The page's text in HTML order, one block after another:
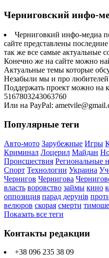
Черниговский инфо-
Черниговкий инфо-медиа
сайте представлены
так же все самые актуальные
Конечно же на сайте можно
Актуальные темы которые
Незабыли мы и про любителей
Поддержать проект можно на
5167803243063760
Или на PayPal:
Популярные теги
Авто-мото Зарубежные Игры
Криминал Лоцерил Майдан
Происшествия Региональные
Спорт Технологии Украина
Чернигов Чернигова
власть воровство займы кино
оппозиция парад дерунів
велюров скорая смерти
Показать все теги
Контакты редакции
+38 096 235 38 09